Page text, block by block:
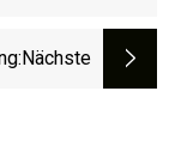
:nächste